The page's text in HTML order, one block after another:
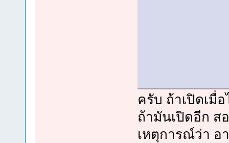
ครับ ถ้าเปิดเมื่
ถ้ามันเปิดอีก ส
เหตุการณ์ว่า อ